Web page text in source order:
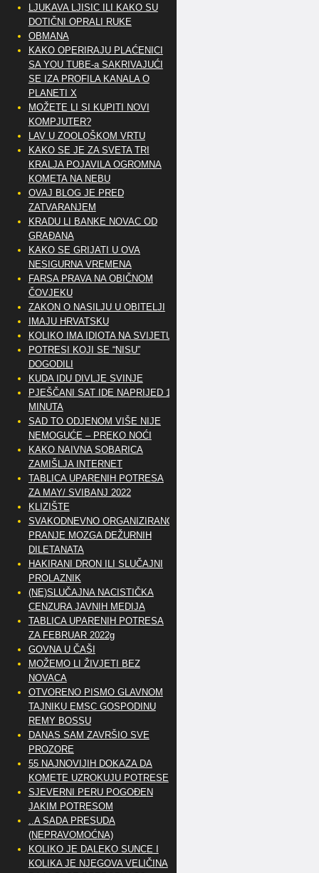
LJUKAVA LJISIC ILI KAKO SU
DOTIČNI OPRALI RUKE
OBMANA
KAKO OPERIRAJU PLAĆENICI
SA YOU TUBE-a SAKRIVAJUĆI
SE IZA PROFILA KANALA O
PLANETI X
MOŽETE LI SI KUPITI NOVI
KOMPJUTER?
LAV U ZOOLOŠKOM VRTU
KAKO SE JE ZA SVETA TRI
KRALJA POJAVILA OGROMNA
KOMETA NA NEBU
OVAJ BLOG JE PRED
ZATVARANJEM
KRADU LI BANKE NOVAC OD
GRAĐANA
KAKO SE GRIJATI U OVA
NESIGURNA VREMENA
FARSA PRAVA NA OBIČNOM
ČOVJEKU
ZAKON O NASILJU U OBITELJI
IMAJU HRVATSKU
KOLIKO IMA IDIOTA NA SVIJETU?
POTRESI KOJI SE “NISU”
DOGODILI
KUDA IDU DIVLJE SVINJE
PJEŠČANI SAT IDE NAPRIJED 10
MINUTA
SAD TO ODJENOM VIŠE NIJE
NEMOGUĆE – PREKO NOĆI
KAKO NAIVNA SOBARICA
ZAMIŠLJA INTERNET
TABLICA UPARENIH POTRESA
ZA MAY/ SVIBANJ 2022
KLIZIŠTE
SVAKODNEVNO ORGANIZIRANO
PRANJE MOZGA DEŽURNIH
DILETANATA
HAKIRANI DRON ILI SLUČAJNI
PROLAZNIK
(NE)SLUČAJNA NACISTIČKA
CENZURA JAVNIH MEDIJA
TABLICA UPARENIH POTRESA
ZA FEBRUAR 2022g
GOVNA U ČAŠI
MOŽEMO LI ŽIVJETI BEZ
NOVACA
OTVORENO PISMO GLAVNOM
TAJNIKU EMSC GOSPODINU
REMY BOSSU
DANAS SAM ZAVRŠIO SVE
PROZORE
55 NAJNOVIJIH DOKAZA DA
KOMETE UZROKUJU POTRESE
SJEVERNI PERU POGOĐEN
JAKIM POTRESOM
..A SADA PRESUDA
(NEPRAVOMOĆNA)
KOLIKO JE DALEKO SUNCE I
KOLIKA JE NJEGOVA VELIČINA